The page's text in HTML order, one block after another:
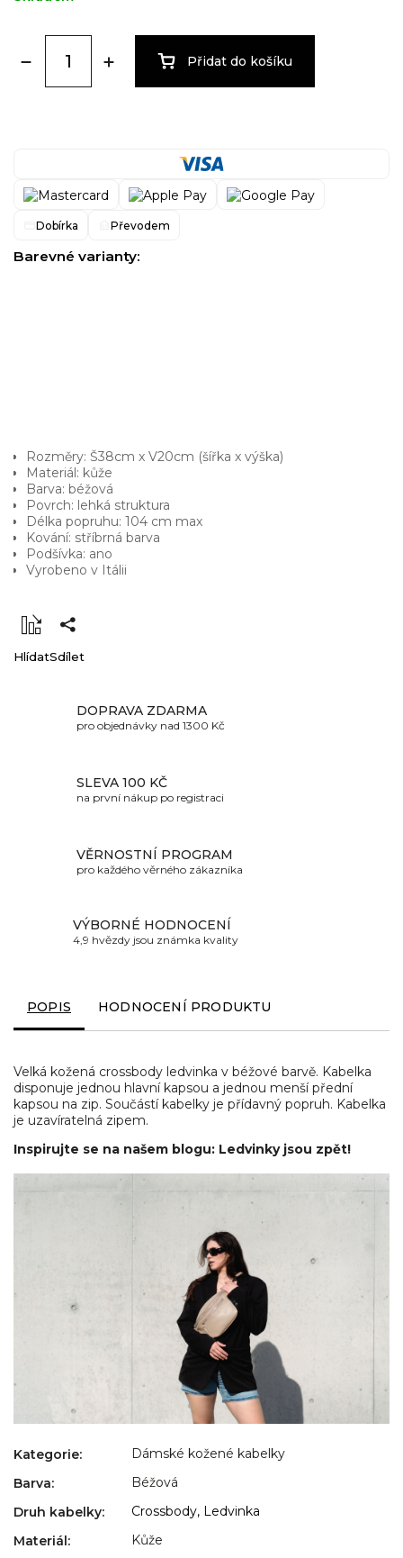
Přidat do košíku
Dobírka Převodem
Barevné varianty:
Rozměry: Š38cm x V20cm (šířka x výška)
Materiál: kůže
Barva: béžová
Povrch: lehká struktura
Délka popruhu: 104 cm max
Kování: stříbrná barva
Podšívka: ano
Vyrobeno v Itálii
HlídatSdílet
DOPRAVA ZDARMA
pro objednávky nad 1300 Kč
SLEVA 100 KČ
na první nákup po registraci
VĚRNOSTNÍ PROGRAM
pro každého věrného zákazníka
VÝBORNÉ HODNOCENÍ
4,9 hvězdy jsou známka kvality
POPIS HODNOCENÍ PRODUKTU
Velká kožená crossbody ledvinka v béžové barvě. Kabelka
disponuje jednou hlavní kapsou a jednou menší přední
kapsou na zip. Součástí kabelky je přídavný popruh. Kabelka
je uzavíratelná zipem.
Inspirujte se na našem blogu: Ledvinky jsou zpět!
Kategorie:
Dámské kožené kabelky
Barva:
Béžová
Druh kabelky:
Crossbody, Ledvinka
Materiál: Kůže